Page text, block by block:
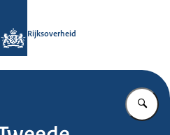
Rijksoverheid